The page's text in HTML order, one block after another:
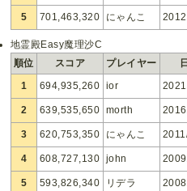
5
701,463,320 にゃんこ
地霊殿Easy魔理沙C
順位
スコア プレイヤー
1
694,935,260 ior
2
639,535,650 morth
3
620,753,350 にゃんこ
4
608,727,130 john
5
593,826,340 リデラ